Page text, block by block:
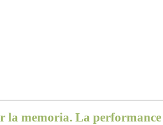
la memoria. La